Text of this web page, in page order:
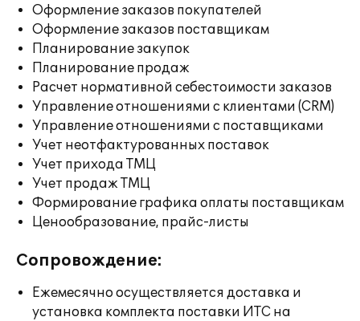
Оформление заказов покупателей
Оформление заказов поставщикам
Планирование закупок
Планирование продаж
Расчет нормативной себестоимости заказов
Управление отношениями с клиентами (CRM)
Управление отношениями с поставщиками
Учет неотфактурованных поставок
Учет прихода ТМЦ
Учет продаж ТМЦ
Формирование графика оплаты поставщикам
Ценообразование, прайс-листы
Сопровождение:
Ежемесячно осуществляется доставка и
установка комплекта поставки ИТС на